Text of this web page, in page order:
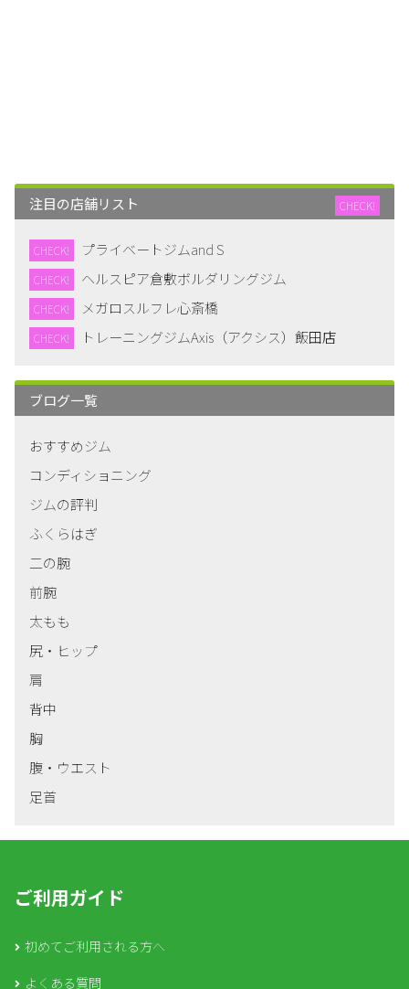
注目の店舗リスト CHECK!
CHECK! プライベートジムand S
CHECK! ヘルスピア倉敷ボルダリングジム
CHECK! メガロスルフレ心斎橋
CHECK! トレーニングジムAxis（アクシス）飯田店
ブログ一覧
おすすめジム
コンディショニング
ジムの評判
ふくらはぎ
二の腕
前腕
太もも
尻・ヒップ
肩
背中
胸
腹・ウエスト
足首
ご利用ガイド
初めてご利用される方へ
よくある質問